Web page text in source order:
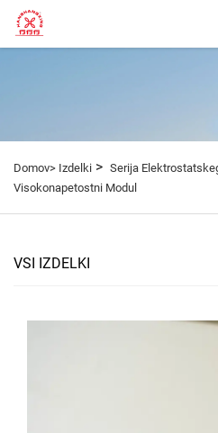
Izdelki
O Nas
Primeri
Domov> Izdelki > Serija
Visokonapetostni Modul
VSI IZDELKI